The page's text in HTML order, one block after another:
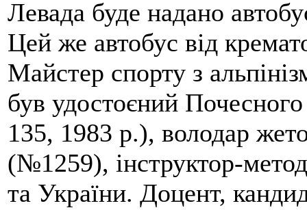
Левада буде надано
Цей же автобус від
Майстер спорту з
був удостоєний
135, 1983 р.), володар
(№1259), інструктор-
та України. Доцент,